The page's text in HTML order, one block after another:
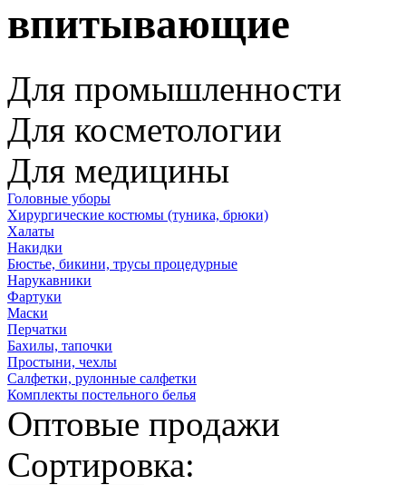
впитывающие
Для промышленности
Для косметологии
Для медицины
Головные уборы
Хирургические костюмы (туника, брюки)
Халаты
Накидки
Бюстье, бикини, трусы процедурные
Нарукавники
Фартуки
Маски
Перчатки
Бахилы, тапочки
Простыни, чехлы
Салфетки, рулонные салфетки
Комплекты постельного белья
Оптовые продажи
Сортировка: